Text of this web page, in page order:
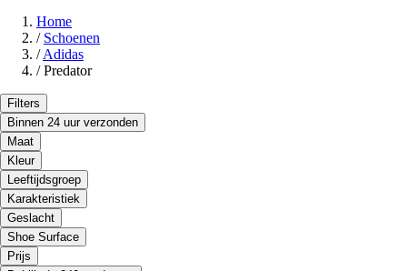
Home
/ Schoenen
/ Adidas
/ Predator
Filters
Binnen 24 uur verzonden
Maat
Kleur
Leeftijdsgroep
Karakteristiek
Geslacht
Shoe Surface
Prijs